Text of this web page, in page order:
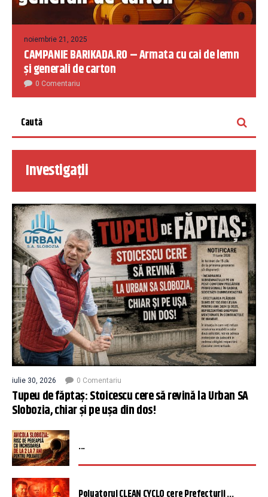
noiembrie 21, 2025
CAMPANIE BARIKADA.RO – Armata cu cai de lemn
și generali de carton
0 Comentariu
Investigații
iulie 30, 2026 0 Comentariu
Tupeu de făptaș: Stoicescu cere să revină la Urban SA
Slobozia, chiar și pe ușa din dos!
...